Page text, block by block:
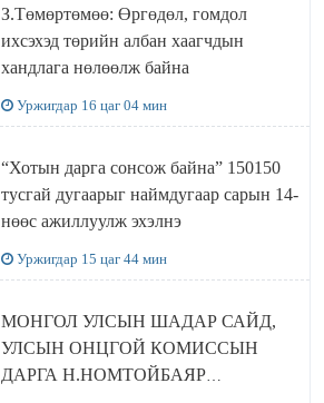
З.Төмөртөмөө: Өргөдөл, гомдол
ихсэхэд төрийн албан хаагчдын
хандлага нөлөөлж байна
Уржигдар 16 цаг 04 мин
“Хотын дарга сонсож байна” 150150
тусгай дугаарыг наймдугаар сарын 14-
нөөс ажиллуулж эхэлнэ
Уржигдар 15 цаг 44 мин
МОНГОЛ УЛСЫН ШАДАР САЙД,
УЛСЫН ОНЦГОЙ КОМИССЫН
ДАРГА Н.НОМТОЙБАЯР